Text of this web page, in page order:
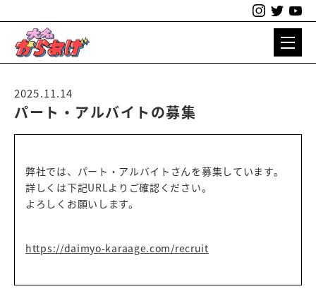
2025.11.14
パート・アルバイトの募集
弊社では、パート・アルバイトさんを募集しています。
詳しくは下記URLよりご確認ください。
よろしくお願いします。
https://daimyo-karaage.com/recruit